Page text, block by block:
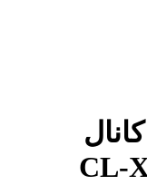
دستگاه ضبط کننده ۸ کانال